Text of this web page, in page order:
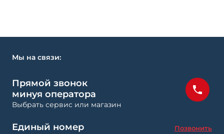
Мы на связи:
Прямой звонок
минуя оператора
Выбрать сервис или магазин
Единый номер Позвонить